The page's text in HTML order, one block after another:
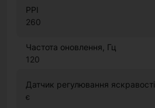
PPI
260
Частота оновлення, Гц
120
Датчик регулювання яскравості
є